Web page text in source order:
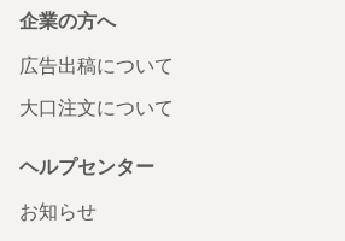
企業の方へ
広告出稿について
大口注文について
ヘルプセンター
お知らせ